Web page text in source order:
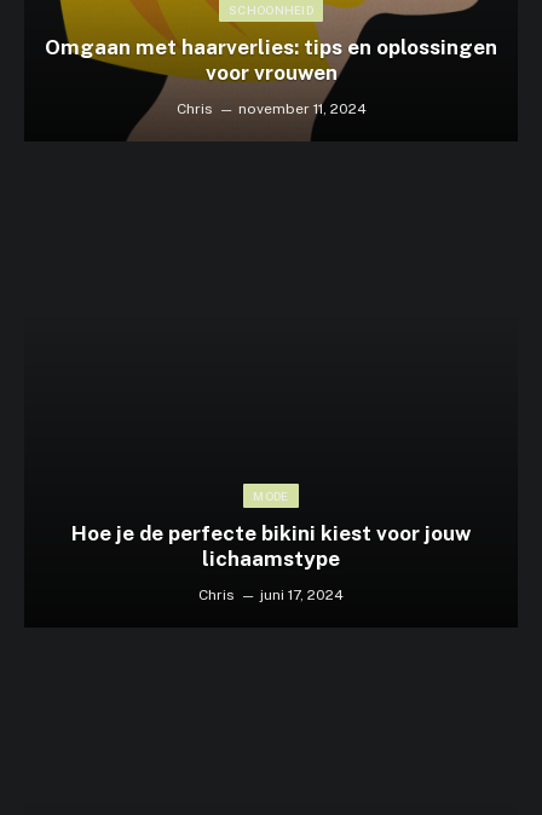
SCHOONHEID
Omgaan met haarverlies: tips en oplossingen
voor vrouwen
Chris november 11, 2024
MODE
Hoe je de perfecte bikini kiest voor jouw
lichaamstype
Chris juni 17, 2024